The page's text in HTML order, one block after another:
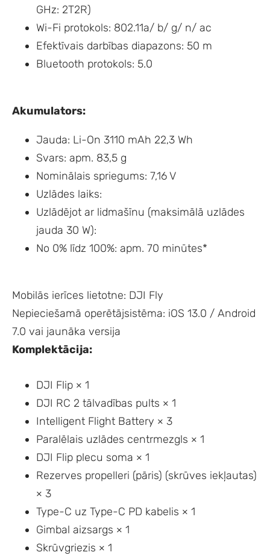
GHz: 2T2R)
Wi-Fi protokols: 802.11a/ b/ g/ n/ ac
Efektīvais darbības diapazons: 50 m
Bluetooth protokols: 5.0
Akumulators:
Jauda: Li-On 3110 mAh 22,3 Wh
Svars: apm. 83,5 g
Nominālais spriegums: 7,16 V
Uzlādes laiks:
Uzlādējot ar lidmašīnu (maksimālā uzlādes
jauda 30 W):
No 0% līdz 100%: apm. 70 minūtes*
Mobilās ierīces lietotne: DJI Fly
Nepieciešamā operētājsistēma: iOS 13.0 / Android
7.0 vai jaunāka versija
Komplektācija:
DJI Flip × 1
DJI RC 2 tālvadības pults × 1
Intelligent Flight Battery × 3
Paralēlais uzlādes centrmezgls × 1
DJI Flip plecu soma × 1
Rezerves propelleri (pāris) (skrūves iekļautas)
× 3
Type-C uz Type-C PD kabelis × 1
Gimbal aizsargs × 1
Skrūvgriezis × 1